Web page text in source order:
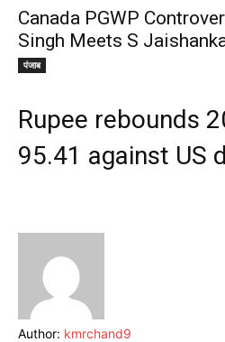
Canada PGWP
Singh Meets S
पंजाब
Rupee rebounds
95.41 against US
Author: kmrchand9